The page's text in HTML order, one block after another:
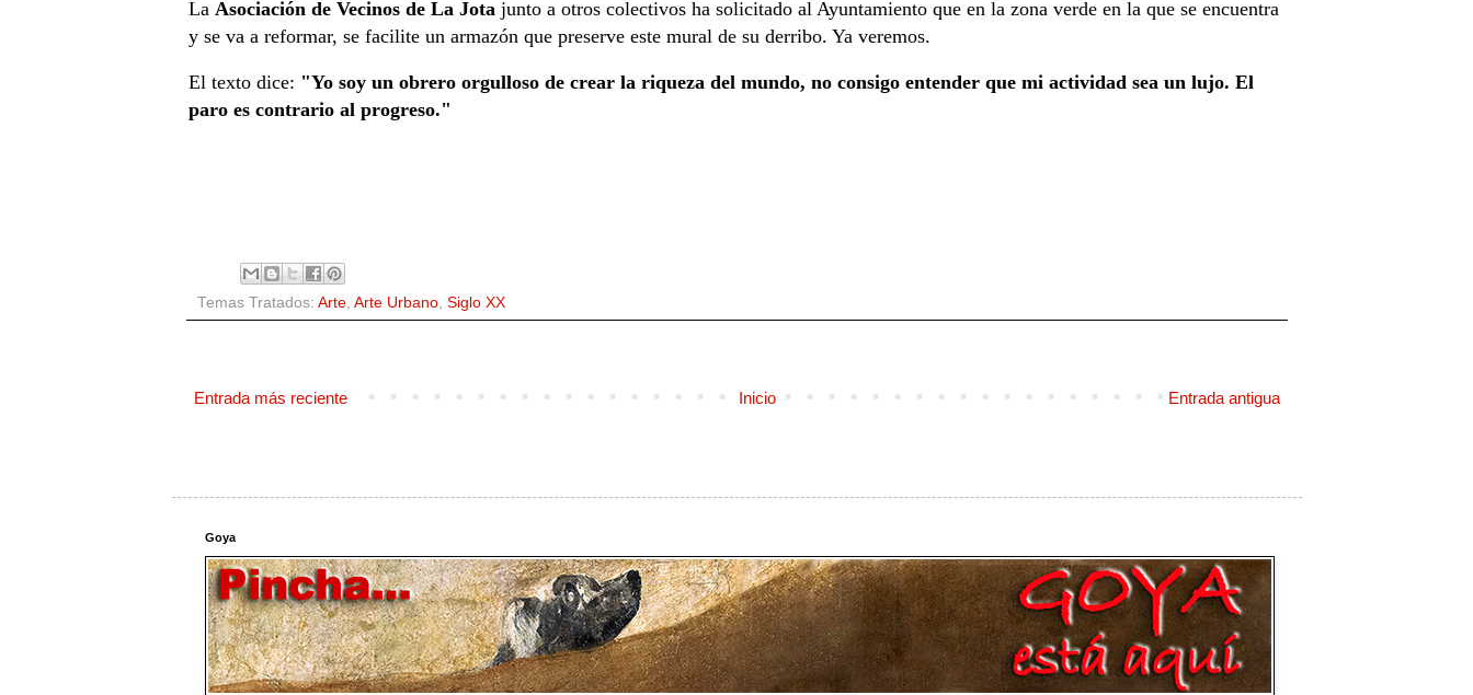
La Asociación de Vecinos de La Jotajunto a otros colectivos ha solicitado al Ayuntamiento que en la zona verde en la que se encuentra
y se va a reformar, se facilite un armazón que preserve este mural de su derribo. Ya veremos.
El texto dice: "Yo soy un obrero orgulloso de crear la riqueza del mundo, no consigo entender que mi actividad sea un lujo. El
paro es contrario al progreso."
Temas Tratados: Arte, Arte Urbano, Siglo XX
Entrada más reciente Entrada antigua
Inicio
Goya